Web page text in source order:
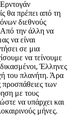
θα πρέπει από τη
διεθνούς
Από την άλλη να
να είναι
σε μια
να τείνουμε
Έλληνες
του πλανήτη. Άρα
προσπάθειες των
με τους
να υπάρχει και
μήνες.